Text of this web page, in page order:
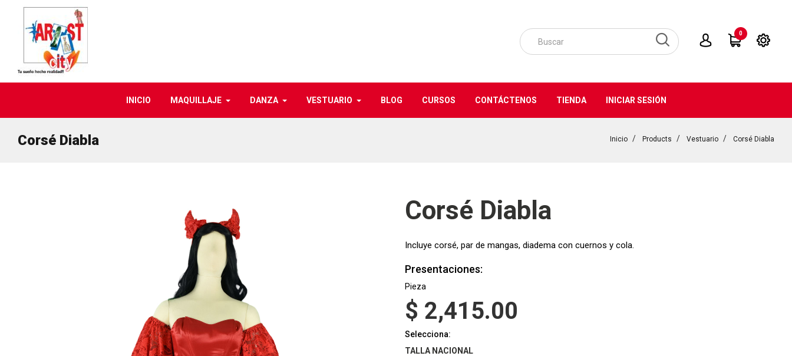
0
INICIO MAQUILLAJE DANZA VESTUARIO BLOG CURSOS CONTÁCTENOS TIENDA INICIAR SESIÓN
Corsé Diabla Inicio Products Vestuario Corsé Diabla
Corsé Diabla
Incluye corsé, par de mangas, diadema con cuernos y cola.
Presentaciones:
Pieza
$ 2,415.00
Selecciona:
TALLA NACIONAL